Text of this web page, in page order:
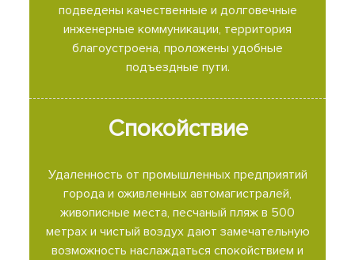
подведены качественные и долговечные
инженерные коммуникации, территория
благоустроена, проложены удобные
подъездные пути.
Спокойствие
Удаленность от промышленных предприятий
города и оживленных автомагистралей,
живописные места, песчаный пляж в 500
метрах и чистый воздух дают замечательную
возможность наслаждаться спокойствием и